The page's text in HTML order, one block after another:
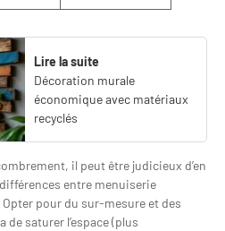
Lire la suite
Décoration murale
économique avec matériaux
recyclés
il peut être judicieux d’en
entre menuiserie
pour du sur-mesure et des
saturer l’espace (plus